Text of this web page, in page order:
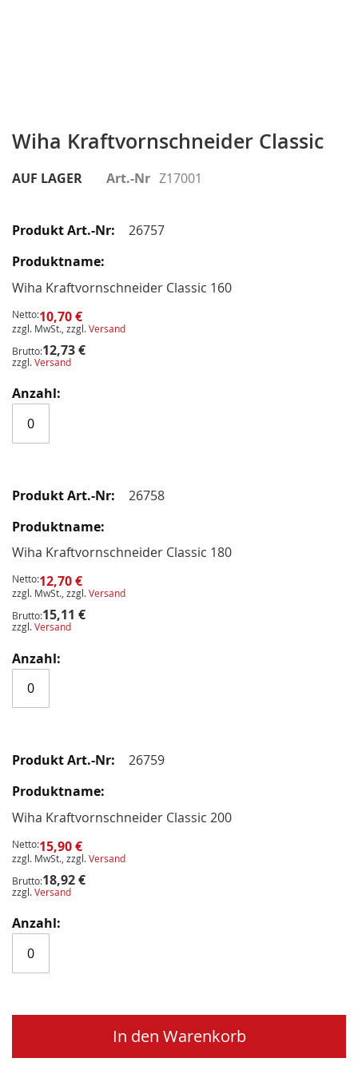
Wiha Kraftvornschneider Classic
AUF LAGER Art.-Nr Z17001
Produkte
Artikel
26757
Wiha Kraftvornschneider Classic 160
Netto:10,70 €
zzgl. MwSt., zzgl.Versand
Brutto:12,73 €
zzgl.Versand
26758
Wiha Kraftvornschneider Classic 180
Netto:12,70 €
zzgl. MwSt., zzgl.Versand
Brutto:15,11 €
zzgl.Versand
26759
Wiha Kraftvornschneider Classic 200
Netto:15,90 €
zzgl. MwSt., zzgl.Versand
Brutto:18,92 €
zzgl.Versand
In den Warenkorb
Anfang
der
Bildergalerie